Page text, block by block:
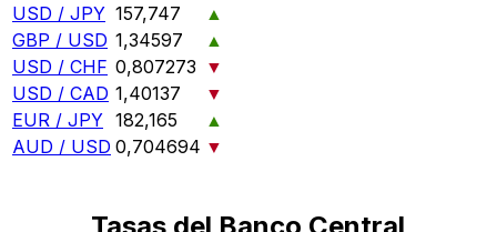
USD / JPY 157,747
▲
GBP / USD 1,34597
▲
USD / CHF 0,807273 ▼
USD / CAD 1,40137
▼
EUR / JPY 182,165
▲
AUD / USD 0,704694 ▼